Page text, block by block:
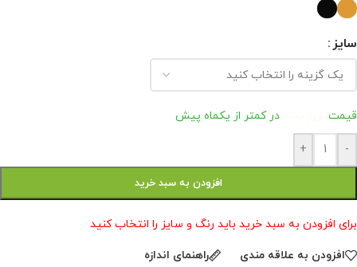
سایز
قیمت در کمتر از یکماه پیش
-
+
افزودن به سبد خرید
برای افزودن به سبد خرید باید رنگ و سایز را انتخاب کنید
افزودن به علاقه مندی راهنمای اندازه